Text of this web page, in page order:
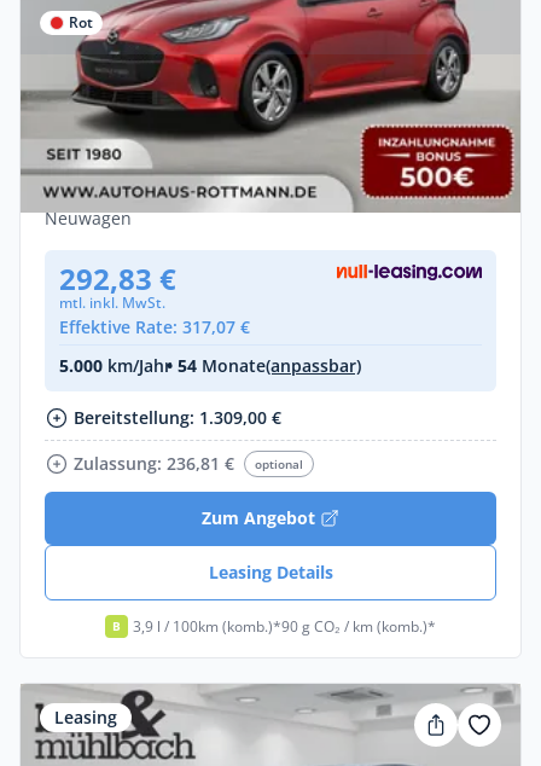
Rot
Privat & Gewerbe
Mazda 2 Hybrid 2026 1.5L VVT-i Aut.
EXCLUSIVE-Line
Benzin •Automatik •116 PS (85 kW)
Neuwagen
292,83 €
mtl. inkl. MwSt.
Effektive Rate: 317,07 €
5.000 km/Jahr• 54 Monate(anpassbar)
Bereitstellung: 1.309,00 €
Zulassung: 236,81 €
optional
Zum Angebot
Leasing Details
B 3,9 l / 100km (komb.)*90 g CO₂ / km (komb.)*
Leasing